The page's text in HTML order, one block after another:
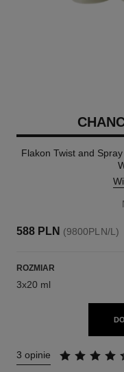
Flakon Twist and
588 PLN (9800PLN/L)
ROZMIAR
3x20 ml
3 opinie